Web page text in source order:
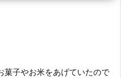
菓子やお米をあげていたので